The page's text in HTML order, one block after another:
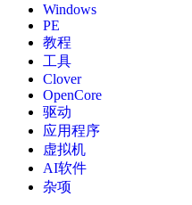
Windows
PE
教程
工具
Clover
OpenCore
驱动
应用程序
虚拟机
AI软件
杂项